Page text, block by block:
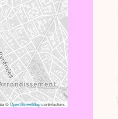
©OpenStreetMapcontributors